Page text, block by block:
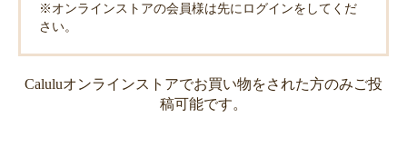
※オンラインストアの会員様は先にログインをしてくだ
さい。
Caluluオンラインストアでお買い物をされた方のみご投
稿可能です。